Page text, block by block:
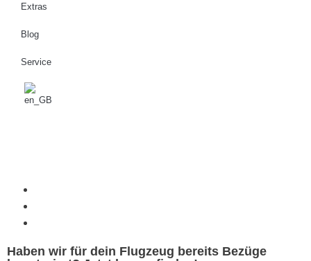
Extras
Blog
Service
Haben wir für dein Flugzeug bereits Bezüge